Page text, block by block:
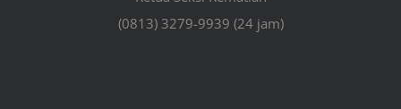
(0813) 3279-9939 (24 jam)